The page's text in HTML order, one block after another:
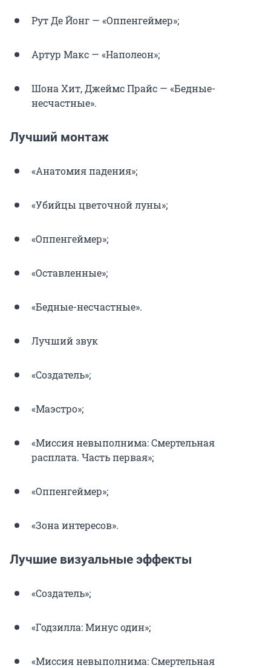
Рут Де Йонг — «Оппенгеймер»;
Артур Макс — «Наполеон»;
Шона Хит, Джеймс Прайс — «Бедные-
несчастные».
Лучший монтаж
«Анатомия падения»;
«Убийцы цветочной луны»;
«Оппенгеймер»;
«Оставленные»;
«Бедные-несчастные».
Лучший звук
«Создатель»;
«Маэстро»;
«Миссия невыполнима: Смертельная
расплата. Часть первая»;
«Оппенгеймер»;
«Зона интересов».
Лучшие визуальные эффекты
«Создатель»;
«Годзилла: Минус один»;
«Миссия невыполнима: Смертельная